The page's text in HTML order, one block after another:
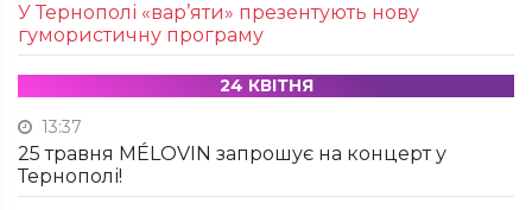
У Тернополі «вар’яти» презентують нову
гумористичну програму
24 КВІТНЯ
13:37
25 травня MÉLOVIN запрошує на концерт у
Тернополі!